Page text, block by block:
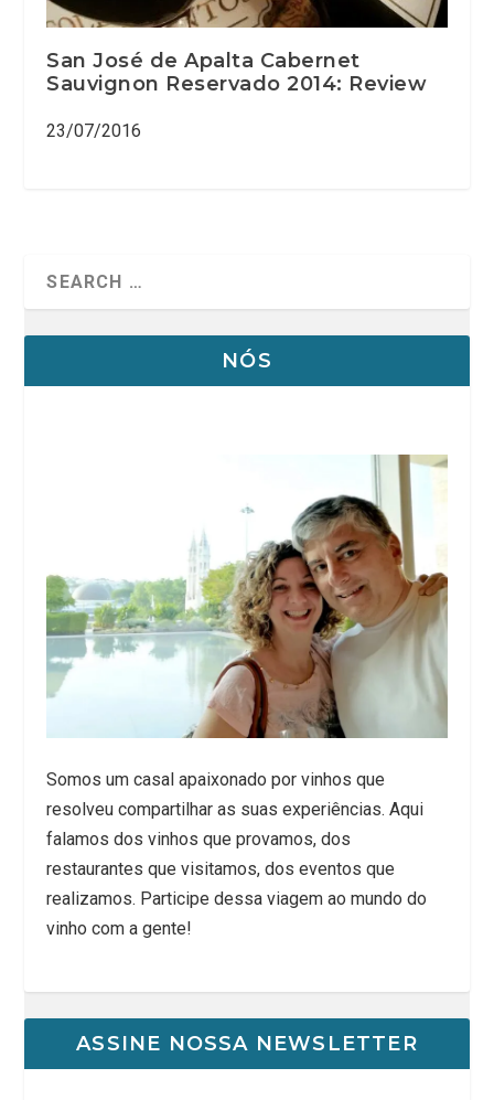
San José de Apalta Cabernet
Sauvignon Reservado 2014: Review
23/07/2016
NÓS
Somos um casal apaixonado por vinhos que
resolveu compartilhar as suas experiências. Aqui
falamos dos vinhos que provamos, dos
restaurantes que visitamos, dos eventos que
realizamos. Participe dessa viagem ao mundo do
vinho com a gente!
ASSINE NOSSA NEWSLETTER